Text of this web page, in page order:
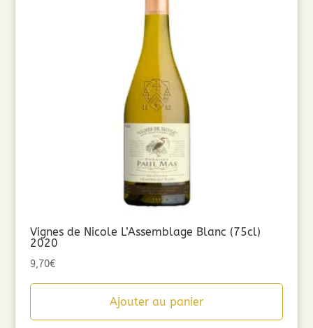
Vignes de Nicole L’Assemblage Blanc (75cl)
2020
9,70€
Ajouter au panier